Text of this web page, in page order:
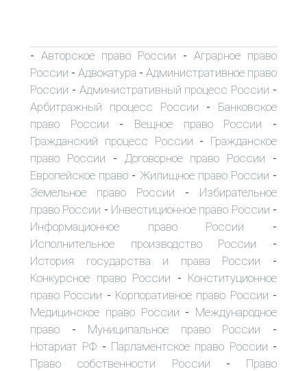
- Авторское право России - Аграрное право
России - Адвокатура - Административное право
России - Административный процесс России -
Арбитражный процесс России - Банковское
право России - Вещное право России -
Гражданский процесс России - Гражданское
право России - Договорное право России -
Европейское право - Жилищное право России -
Земельное право России - Избирательное
право России - Инвестиционное право России -
Информационное право России -
Исполнительное производство России -
История государства и права России -
Конкурсное право России - Конституционное
право России - Корпоративное право России -
Медицинское право России - Международное
право - Муниципальное право России -
Нотариат РФ - Парламентское право России -
Право собственности России - Право